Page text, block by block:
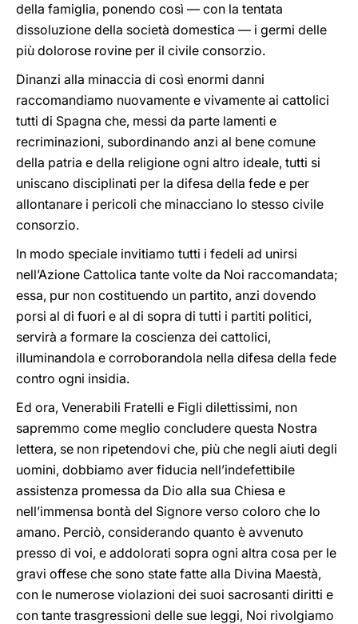
della famiglia, ponendo così — con la tentata
dissoluzione della società domestica — i germi delle
più dolorose rovine per il civile consorzio.
Dinanzi alla minaccia di così enormi danni
raccomandiamo nuovamente e vivamente ai cattolici
tutti di Spagna che, messi da parte lamenti e
recriminazioni, subordinando anzi al bene comune
della patria e della religione ogni altro ideale, tutti si
uniscano disciplinati per la difesa della fede e per
allontanare i pericoli che minacciano lo stesso civile
consorzio.
In modo speciale invitiamo tutti i fedeli ad unirsi
nell’Azione Cattolica tante volte da Noi raccomandata;
essa, pur non costituendo un partito, anzi dovendo
porsi al di fuori e al di sopra di tutti i partiti politici,
servirà a formare la coscienza dei cattolici,
illuminandola e corroborandola nella difesa della fede
contro ogni insidia.
Ed ora, Venerabili Fratelli e Figli dilettissimi, non
sapremmo come meglio concludere questa Nostra
lettera, se non ripetendovi che, più che negli aiuti degli
uomini, dobbiamo aver fiducia nell’indefettibile
assistenza promessa da Dio alla sua Chiesa e
nell’immensa bontà del Signore verso coloro che lo
amano. Perciò, considerando quanto è avvenuto
presso di voi, e addolorati sopra ogni altra cosa per le
gravi offese che sono state fatte alla Divina Maestà,
con le numerose violazioni dei suoi sacrosanti diritti e
con tante trasgressioni delle sue leggi, Noi rivolgiamo